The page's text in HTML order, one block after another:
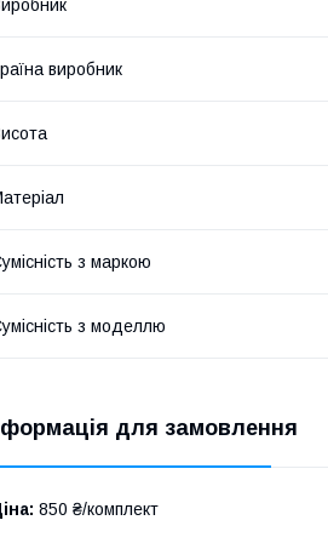
виробник
з маркою
з моделлю
для замовлення
850 ₴/комплект